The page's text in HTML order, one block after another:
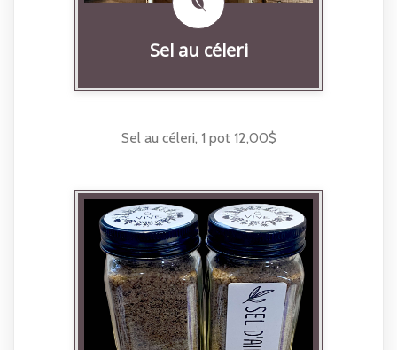
Sel au céleri
Sel au céleri, 1 pot 12,00$